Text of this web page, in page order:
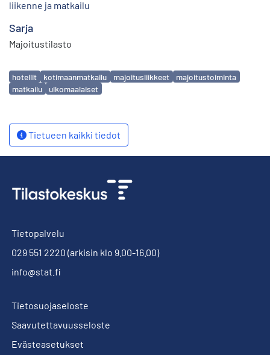
liikenne ja matkailu
Sarja
Majoitustilasto
Avainsanat
hotellit kotimaanmatkailu majoitusliikkeet
majoitustoiminta
matkailu
ulkomaalaiset
Tietueen kaikki tiedot
Tietopalvelu
029 551 2220 (arkisin klo 9.00-16.00)
info@stat.fi
Tietosuojaseloste
Saavutettavuusseloste
Evästeasetukset